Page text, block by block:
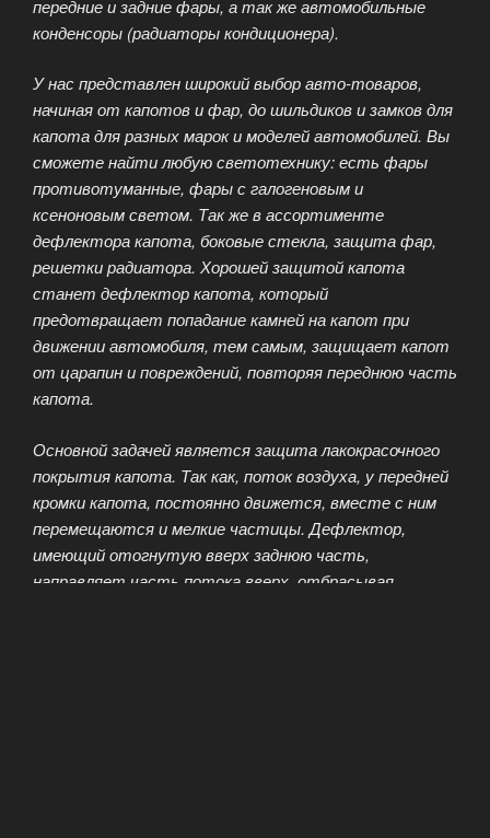
передние и задние фары, а так же автомобильные
конденсоры (радиаторы кондиционера).
У нас представлен широкий выбор авто-товаров,
начиная от капотов и фар, до шильдиков и замков для
капота для разных марок и моделей автомобилей. Вы
сможете найти любую светотехнику: есть фары
противотуманные, фары с галогеновым и
ксеноновым светом. Так же в ассортименте
дефлектора капота, боковые стекла, защита фар,
решетки радиатора. Хорошей защитой капота
станет дефлектор капота, который
предотвращает попадание камней на капот при
движении автомобиля, тем самым, защищает капот
от царапин и повреждений, повторяя переднюю часть
капота.
Основной задачей является защита лакокрасочного
покрытия капота. Так как, поток воздуха, у передней
кромки капота, постоянно движется, вместе с ним
перемещаются и мелкие частицы. Дефлектор,
имеющий отогнутую вверх заднюю часть,
направляет часть потока вверх, отбрасывая